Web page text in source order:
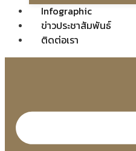
Infographic
ข่าวประชาสัมพันธ์
ติดต่อเรา